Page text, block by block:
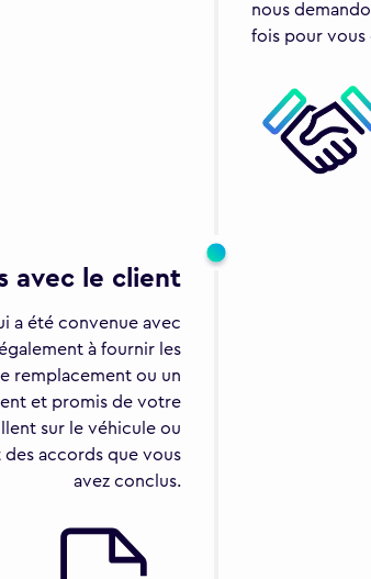
nous
fois pour vous
avec le client
a été convenue avec
à fournir les
remplacement ou un
et promis de votre
sur le véhicule ou
accords que vous
avez conclus.